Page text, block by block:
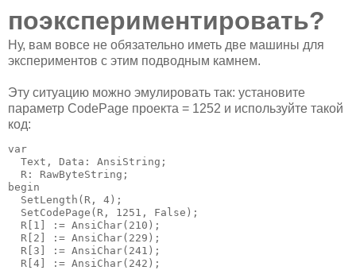
поэкспериментировать?
Ну, вам вовсе не обязательно иметь две машины для
экспериментов с этим подводным камнем.
Эту ситуацию можно эмулировать так: установите
параметр CodePage проекта = 1252 и используйте такой
код:
var
  Text, Data: AnsiString;
  R: RawByteString;
begin
  SetLength(R, 4);
  SetCodePage(R, 1251, False);
  R[1] := AnsiChar(210);
  R[2] := AnsiChar(229);
  R[3] := AnsiChar(241);
  R[4] := AnsiChar(242);